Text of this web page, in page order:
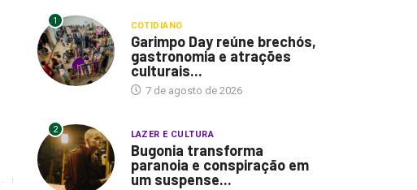
1 COTIDIANO
Garimpo Day reúne brechós,
gastronomia e atrações
culturais...
7 de agosto de 2026
2 LAZER E CULTURA
Bugonia transforma
paranoia e conspiração em
um suspense...